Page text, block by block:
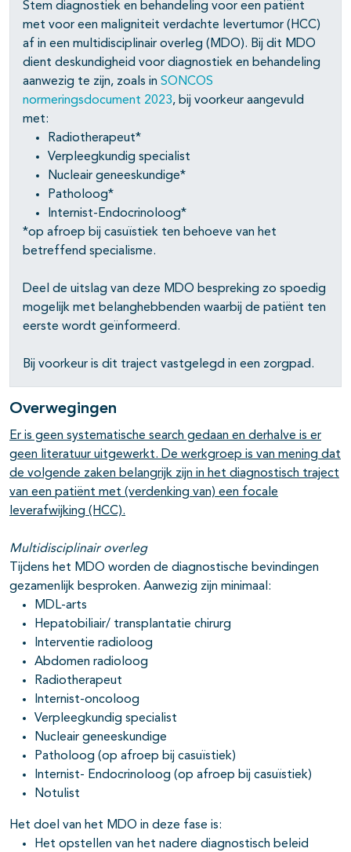
Stem diagnostiek en behandeling voor een patiënt
met voor een maligniteit verdachte levertumor (HCC)
af in een multidisciplinair overleg (MDO). Bij dit MDO
dient deskundigheid voor diagnostiek en behandeling
aanwezig te zijn, zoals in SONCOS
normeringsdocument 2023, bij voorkeur aangevuld
met:
Radiotherapeut*
Verpleegkundig specialist
Nucleair geneeskundige*
Patholoog*
Internist-Endocrinoloog*
*op afroep bij casuïstiek ten behoeve van het
betreffend specialisme.
Deel de uitslag van deze MDO bespreking zo spoedig
mogelijk met belanghebbenden waarbij de patiënt ten
eerste wordt geïnformeerd.
Bij voorkeur is dit traject vastgelegd in een zorgpad.
Overwegingen
Er is geen systematische search gedaan en derhalve is er
geen literatuur uitgewerkt. De werkgroep is van mening dat
de volgende zaken belangrijk zijn in het diagnostisch traject
van een patiënt met (verdenking van) een focale
leverafwijking (HCC).
Multidisciplinair overleg
Tijdens het MDO worden de diagnostische bevindingen
gezamenlijk besproken. Aanwezig zijn minimaal:
MDL-arts
Hepatobiliair/ transplantatie chirurg
Interventie radioloog
Abdomen radioloog
Radiotherapeut
Internist-oncoloog
Verpleegkundig specialist
Nucleair geneeskundige
Patholoog (op afroep bij casuïstiek)
Internist- Endocrinoloog (op afroep bij casuïstiek)
Notulist
Het doel van het MDO in deze fase is:
Het opstellen van het nadere diagnostisch beleid